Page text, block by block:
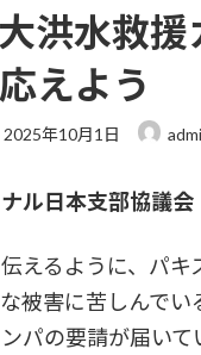
洪水救
えよう
最
新
:
2025年10月1日
ル日本支部協議会
えるように、パキ
被害に苦しんで
パの要請が届い